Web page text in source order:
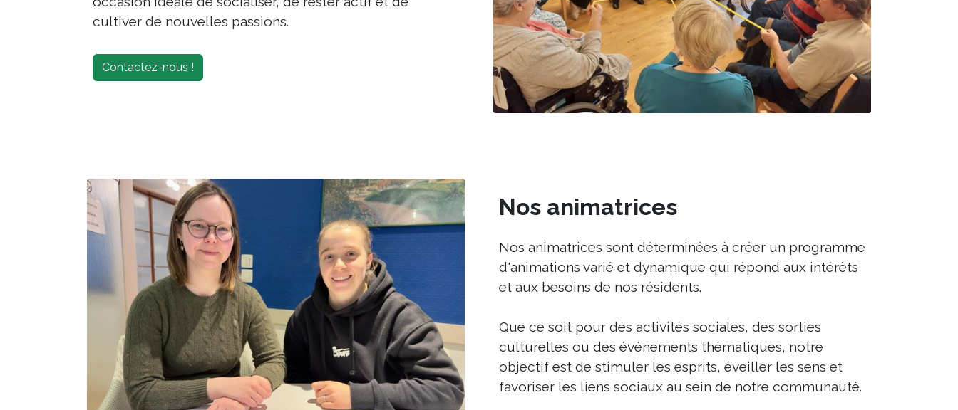
cultiver de nouvelles passions.
Contactez-nous !
Nos animatrices
Nos animatrices sont déterminées à créer un programme
d'animations varié et dynamique qui répond aux intérêts
et aux besoins de nos résidents.
Que ce soit pour des activités sociales, des sorties
culturelles ou des événements thématiques, notre
objectif est de stimuler les esprits, éveiller les sens et
favoriser les liens sociaux au sein de notre communauté.